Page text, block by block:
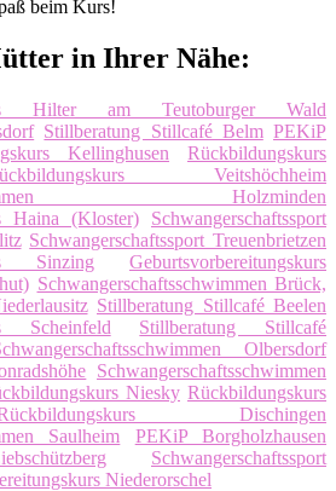
beim Kurs!
in Ihrer Nähe:
Hilter am Teutoburger Wald
Stillberatung Stillcafé Belm PEKiP
Kellinghusen
Rückbildungskurs
Veitshöchheim
Holzminden
Haina (Kloster)
Schwangerschaftssport
Schwangerschaftssport Treuenbrietzen
Sinzing
Geburtsvorbereitungskurs
Schwangerschaftsschwimmen Brück,
Stillberatung Stillcafé Beelen
Scheinfeld
Stillberatung Stillcafé
Olbersdorf
Schwangerschaftsschwimmen
Niesky Rückbildungskurs
Dischingen
Saulheim
PEKiP Borgholzhausen
Schwangerschaftssport
Niederorschel